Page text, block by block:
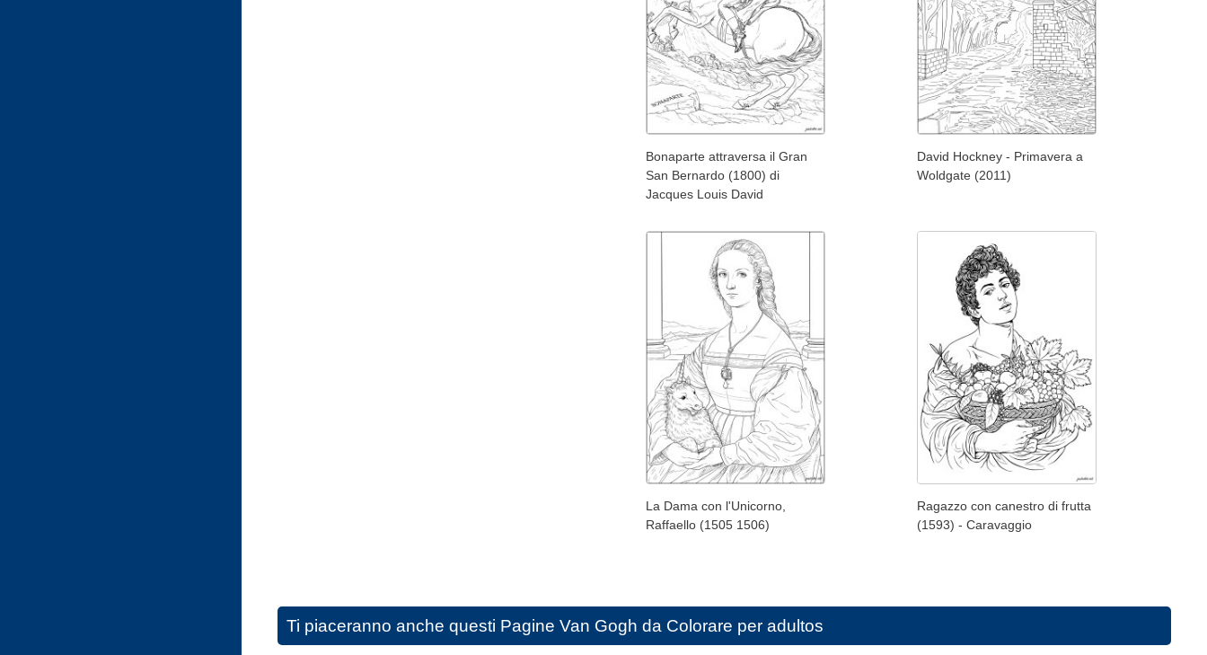
Bonaparte attraversa il Gran
San Bernardo (1800) di
Jacques Louis David
David Hockney - Primavera a
Woldgate (2011)
La Dama con l'Unicorno,
Raffaello (1505 1506)
Ragazzo con canestro di frutta
(1593) - Caravaggio
Ti piaceranno anche questi Pagine Van Gogh da Colorare per adultos